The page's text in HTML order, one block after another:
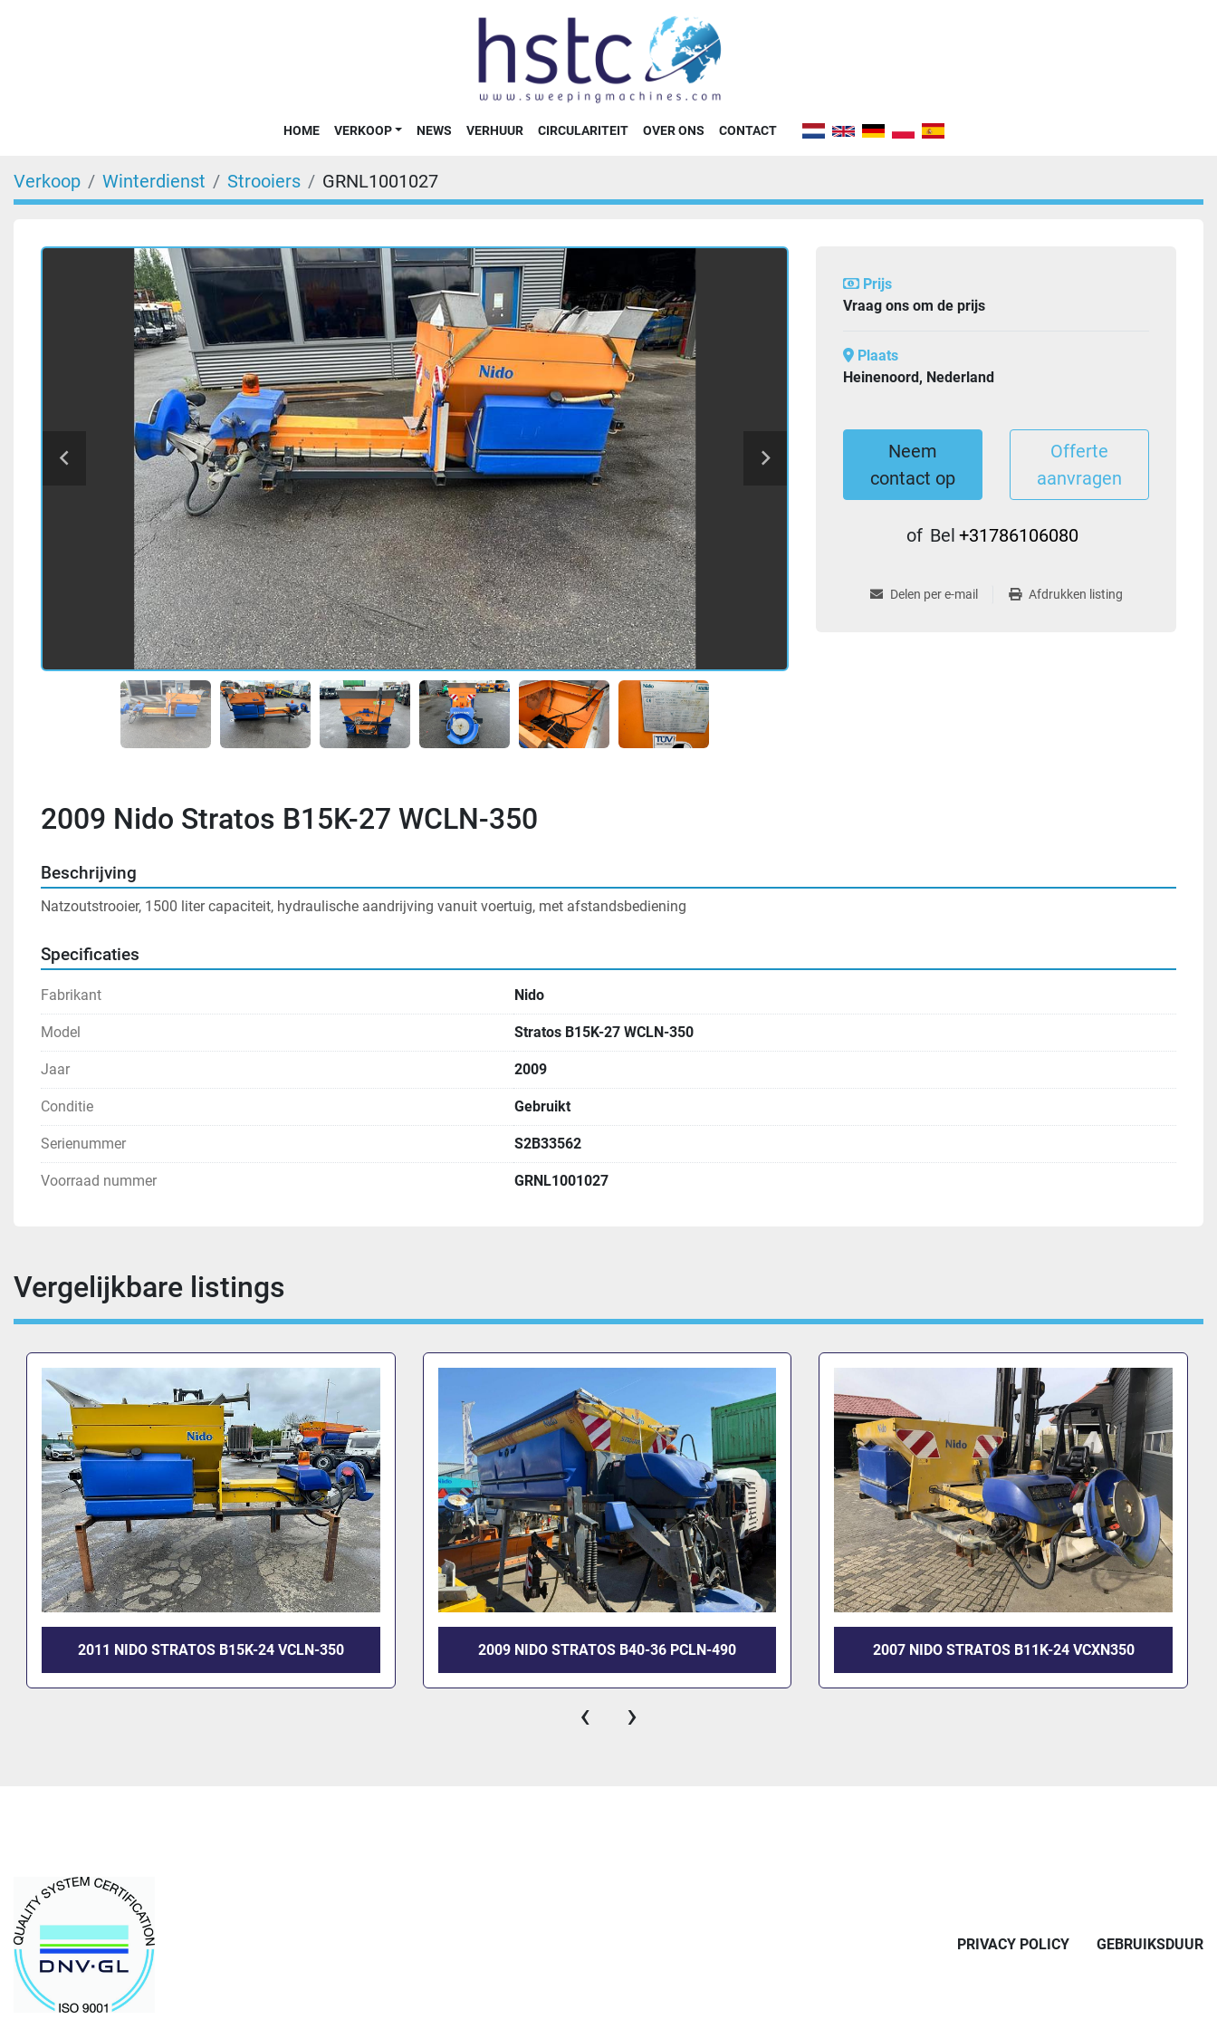
HOME VERKOOP NEWS VERHUUR CIRCULARITEIT OVER ONS CONTACT
Verkoop Winterdienst Strooiers GRNL1001027
2009 Nido Stratos B15K-27 WCLN-350
Prijs
Vraag ons om de prijs
Plaats
Heinenoord, Nederland
Neem
contact op
Offerte
aanvragen
of Bel +31786106080
Delen per e-mail Afdrukken listing
Beschrijving
Natzoutstrooier, 1500 liter capaciteit, hydraulische aandrijving vanuit voertuig, met afstandsbediening
Specificaties
Fabrikant Nido
Model Stratos B15K-27 WCLN-350
Jaar 2009
Conditie Gebruikt
Serienummer S2B33562
Voorraad nummer GRNL1001027
Vergelijkbare listings
2011 NIDO STRATOS B15K-24 VCLN-350 2009 NIDO STRATOS B40-36 PCLN-490 2007 NIDO STRATOS B11K-24 VCXN350
‹ ›
PRIVACY POLICY GEBRUIKSDUUR